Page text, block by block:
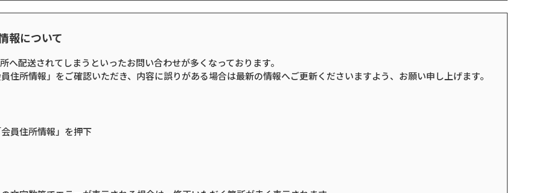
報について
へ配送されてしまうといったお問い合わせが多くなっております。
住所情報」をご確認いただき、内容に誤りがある場合は最新の情報へご更新くださいますよう、お願い申し上げます。
員住所情報」を押下